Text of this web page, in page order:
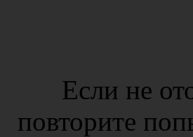
Если не
повторите